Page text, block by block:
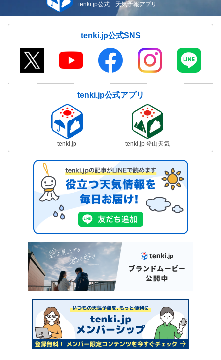
tenki.jp公式 天気予報アプリ
tenki.jp公式SNS
tenki.jp公式アプリ
tenki.jp tenki.jp 登山天気